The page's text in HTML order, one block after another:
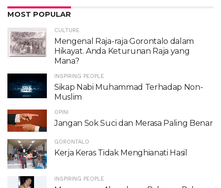
MOST POPULAR
CULTURE
Mengenal Raja-raja Gorontalo dalam
Hikayat. Anda Keturunan Raja yang
Mana?
INSPIRING PEOPLE
Sikap Nabi Muhammad Terhadap Non-
Muslim
OPINI
Jangan Sok Suci dan Merasa Paling Benar
GORONTALO
Kerja Keras Tidak Menghianati Hasil
INSPIRING PEOPLE